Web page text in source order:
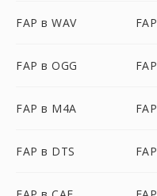
FAP в WAV
FAP в OGG
FAP в M4A
FAP в DTS